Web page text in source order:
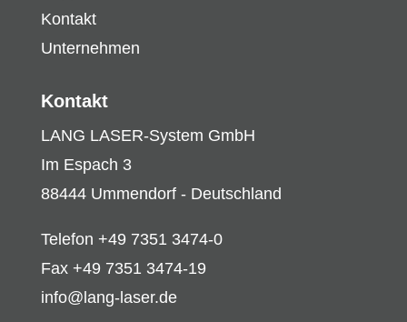
Kontakt
Unternehmen
Kontakt
LANG LASER-System GmbH
Im Espach 3
88444 Ummendorf - Deutschland
Telefon +49 7351 3474-0
Fax +49 7351 3474-19
info@lang-laser.de